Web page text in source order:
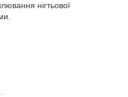
нігтьової